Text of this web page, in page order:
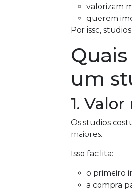
valorizam
querem
Por isso,
um
1.
Os studios
maiores.
Isso facilita:
o primeiro
a compra